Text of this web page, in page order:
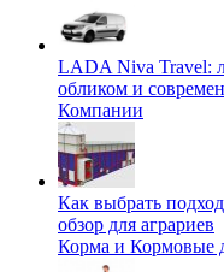
LADA Niva Travel:
обликом и
Компании
Как выбрать
обзор для аграриев
Корма и Кормовые